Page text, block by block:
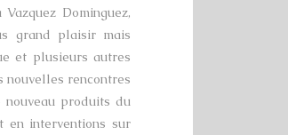
Dominguez,
grand plaisir mais
et plusieurs autres
nouvelles rencontres
produits du
en interventions sur